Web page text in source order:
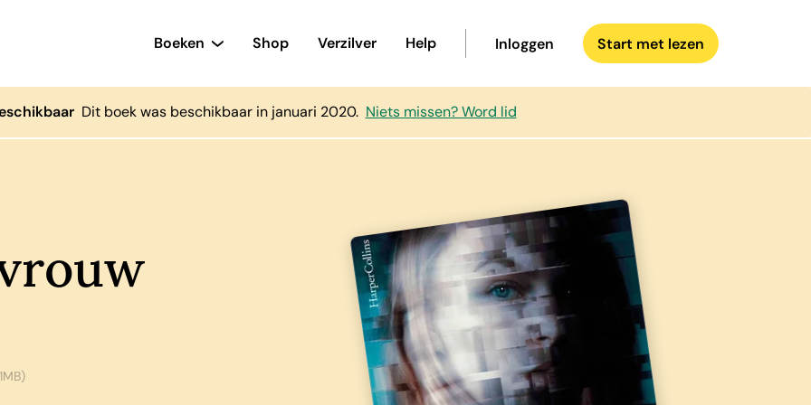
Boeken Shop Verzilver Help Inloggen Start met lezen
Dit boek was beschikbaar in januari 2020. Niets missen? Word lid